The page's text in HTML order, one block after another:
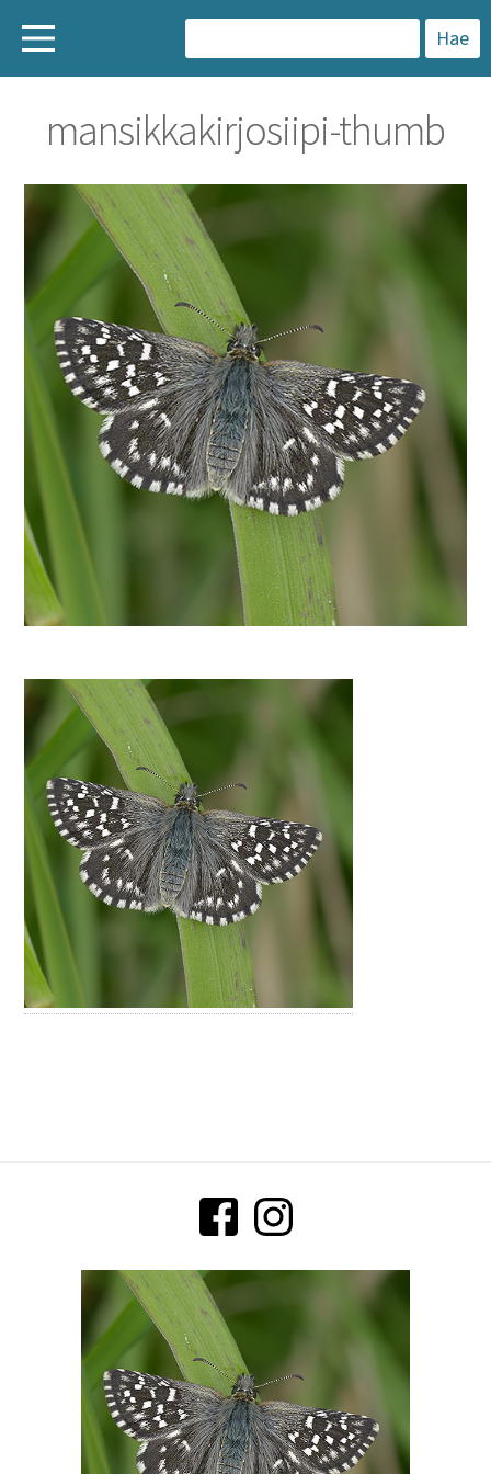
a
k
u
:
mansikkakirjosiipi-thumb